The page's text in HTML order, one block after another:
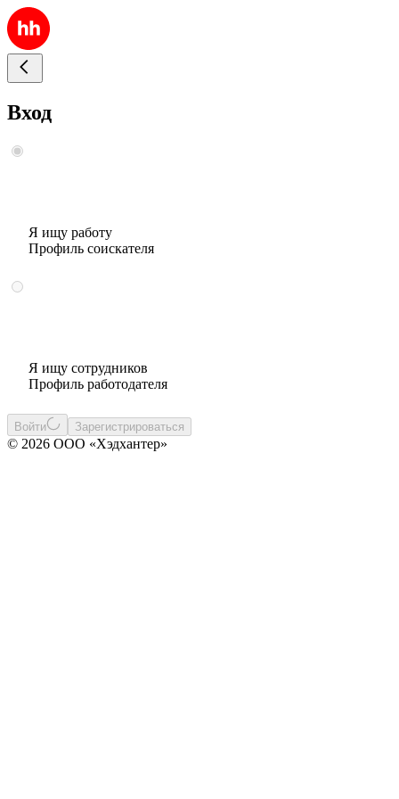
Вход
Я ищу работу
Профиль соискателя
Я ищу сотрудников
Профиль работодателя
Войти Зарегистрироваться
© 2026 ООО «Хэдхантер»